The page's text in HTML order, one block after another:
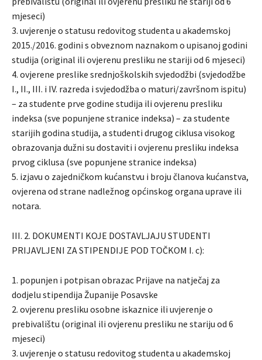
mjeseci)
3. uvjerenje o statusu redovitog studenta u akademskoj
2015./2016. godini s obveznom naznakom o upisanoj godini
studija (original ili ovjerenu presliku ne stariji od 6 mjeseci)
4. ovjerene preslike srednjoškolskih svjedodžbi (svjedodžbe
I., II., III. i IV. razreda i svjedodžba o maturi/završnom ispitu)
– za studente prve godine studija ili ovjerenu presliku
indeksa (sve popunjene stranice indeksa) – za studente
starijih godina studija, a studenti drugog ciklusa visokog
obrazovanja dužni su dostaviti i ovjerenu presliku indeksa
prvog ciklusa (sve popunjene stranice indeksa)
5. izjavu o zajedničkom kućanstvu i broju članova kućanstva,
ovjerena od strane nadležnog općinskog organa uprave ili
notara.
III. 2. DOKUMENTI KOJE DOSTAVLJAJU STUDENTI
PRIJAVLJENI ZA STIPENDIJE POD TOČKOM I. c):
1. popunjen i potpisan obrazac Prijave na natječaj za
dodjelu stipendija Županije Posavske
2. ovjerenu presliku osobne iskaznice ili uvjerenje o
prebivalištu (original ili ovjerenu presliku ne stariju od 6
mjeseci)
3. uvjerenje o statusu redovitog studenta u akademskoj